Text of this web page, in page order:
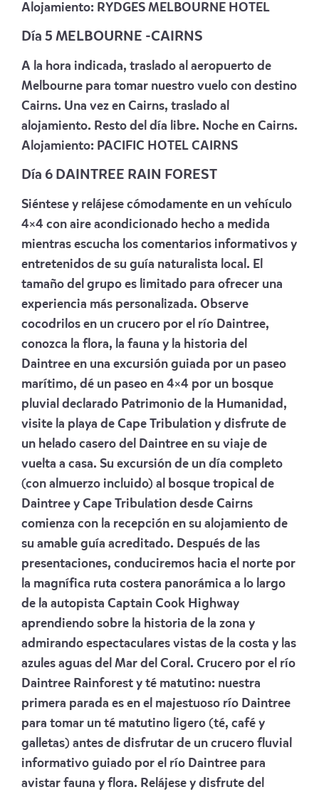
Alojamiento: RYDGES MELBOURNE HOTEL
Día 5 MELBOURNE -CAIRNS
A la hora indicada, traslado al aeropuerto de
Melbourne para tomar nuestro vuelo con destino
Cairns. Una vez en Cairns, traslado al
alojamiento. Resto del día libre. Noche en Cairns.
Alojamiento: PACIFIC HOTEL CAIRNS
Día 6 DAINTREE RAIN FOREST
Siéntese y relájese cómodamente en un vehículo
4×4 con aire acondicionado hecho a medida
mientras escucha los comentarios informativos y
entretenidos de su guía naturalista local. El
tamaño del grupo es limitado para ofrecer una
experiencia más personalizada. Observe
cocodrilos en un crucero por el río Daintree,
conozca la flora, la fauna y la historia del
Daintree en una excursión guiada por un paseo
marítimo, dé un paseo en 4×4 por un bosque
pluvial declarado Patrimonio de la Humanidad,
visite la playa de Cape Tribulation y disfrute de
un helado casero del Daintree en su viaje de
vuelta a casa. Su excursión de un día completo
(con almuerzo incluido) al bosque tropical de
Daintree y Cape Tribulation desde Cairns
comienza con la recepción en su alojamiento de
su amable guía acreditado. Después de las
presentaciones, conduciremos hacia el norte por
la magnífica ruta costera panorámica a lo largo
de la autopista Captain Cook Highway
aprendiendo sobre la historia de la zona y
admirando espectaculares vistas de la costa y las
azules aguas del Mar del Coral. Crucero por el río
Daintree Rainforest y té matutino: nuestra
primera parada es en el majestuoso río Daintree
para tomar un té matutino ligero (té, café y
galletas) antes de disfrutar de un crucero fluvial
informativo guiado por el río Daintree para
avistar fauna y flora. Relájese y disfrute del